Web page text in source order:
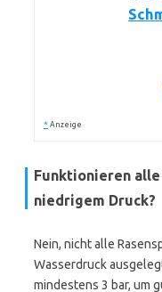
* Anzeige
Funktionieren
niedrigem Druck?
Nein, nicht alle
Wasserdruck
mindestens 3 bar, um